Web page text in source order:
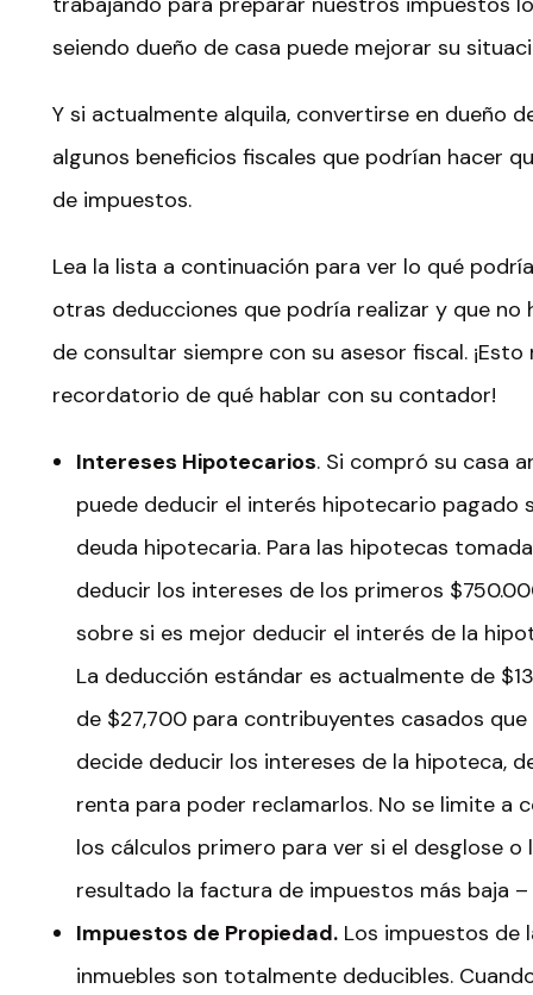
seiendo dueño de casa puede mejorar su
Y si actualmente alquila, convertirse en dueño
algunos beneficios fiscales que podrían hacer
de impuestos.
Lea la lista a continuación para ver lo qué
otras deducciones que podría realizar y que no
de consultar siempre con su asesor fiscal.
recordatorio de qué hablar con su contador!
Intereses Hipotecarios. Si compró su casa
puede deducir el interés hipotecario pagado
deuda hipotecaria. Para las hipotecas
deducir los intereses de los primeros
sobre si es mejor deducir el interés de la
La deducción estándar es actualmente de
de $27,700 para contribuyentes casados
decide deducir los intereses de la hipoteca,
renta para poder reclamarlos. No se limite a
los cálculos primero para ver si el desglose
resultado la factura de impuestos más baja
Impuestos de Propiedad. Los impuestos de
inmuebles son totalmente deducibles.